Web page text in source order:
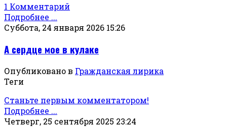
1 Комментарий
Подробнее ...
Суббота, 24 января 2026 15:26
А сердце мое в кулаке
Опубликовано в Гражданская лирика
Теги
Станьте первым комментатором!
Подробнее ...
Четверг, 25 сентября 2025 23:24